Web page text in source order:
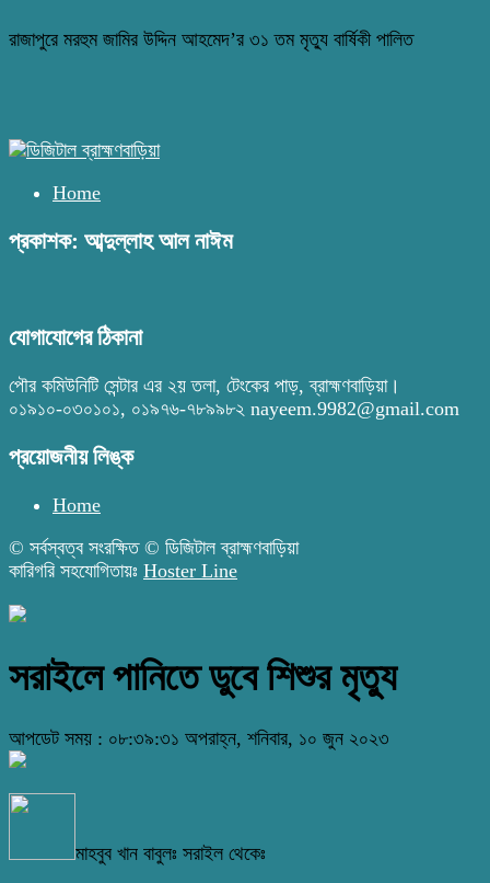
রাজাপুরে মরহুম জামির উদ্দিন আহমেদ’র ৩১ তম মৃত্যু বার্ষিকী পালিত
Home
প্রকাশক: আব্দুল্লাহ আল নাঈম
যোগাযোগের ঠিকানা
পৌর কমিউনিটি সেন্টার এর ২য় তলা, টেংকের পাড়, ব্রাহ্মণবাড়িয়া।
০১৯১০-০৩০১০১, ০১৯৭৬-৭৮৯৯৮২ nayeem.9982@gmail.com
প্রয়োজনীয় লিঙ্ক
Home
© সর্বস্বত্ব সংরক্ষিত © ডিজিটাল ব্রাহ্মণবাড়িয়া
কারিগরি সহযোগিতায়ঃ Hoster Line
সরাইলে পানিতে ডুবে শিশুর মৃত্যু
আপডেট সময় : ০৮:৩৯:৩১ অপরাহ্ন, শনিবার, ১০ জুন ২০২৩
মাহবুব খান বাবুলঃ সরাইল থেকেঃ